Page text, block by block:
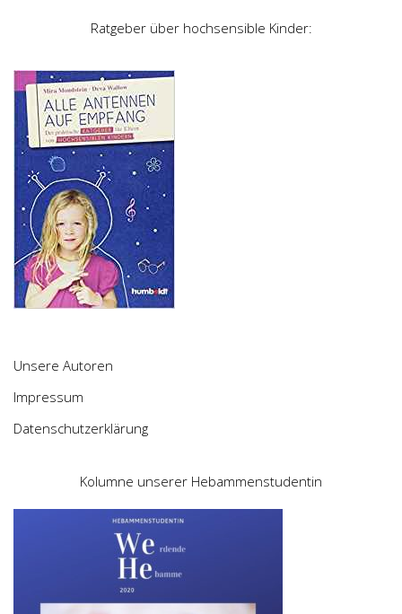
Ratgeber über hochsensible Kinder:
Unsere Autoren
Impressum
Datenschutzerklärung
Kolumne unserer Hebammenstudentin